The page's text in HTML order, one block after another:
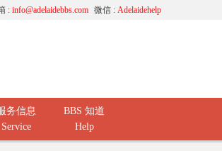
微信 : Adelaidehelp
: info@adelaidebbs.com
务信息
Service
BBS 知道
Help